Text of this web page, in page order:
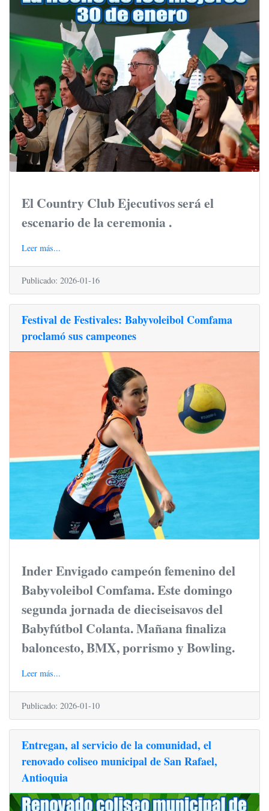
El Country Club Ejecutivos será el
escenario de la ceremonia .
Leer más...
Publicado: 2026-01-16
Festival de Festivales: Babyvoleibol Comfama
proclamó sus campeones
Inder Envigado campeón femenino del
Babyvoleibol Comfama. Este domingo
segunda jornada de dieciseisavos del
Babyfútbol Colanta. Mañana finaliza
baloncesto, BMX, porrismo y Bowling.
Leer más...
Publicado: 2026-01-10
Entregan, al servicio de la comunidad, el
renovado coliseo municipal de San Rafael,
Antioquia